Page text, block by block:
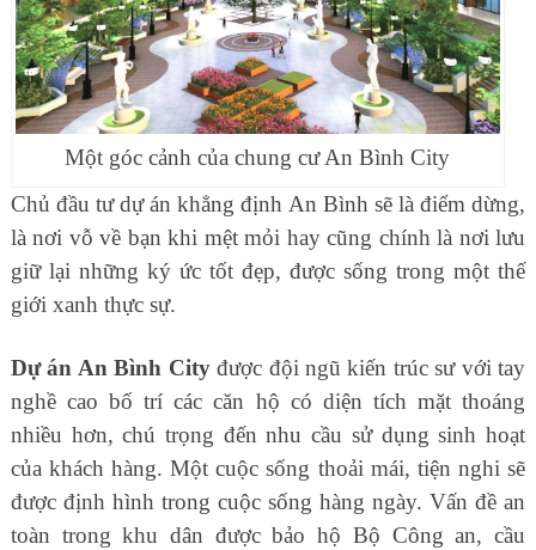
Một góc cảnh của chung cư An Bình City
Chủ đầu tư dự án khẳng định An Bình sẽ là điểm dừng,
là nơi vỗ về bạn khi mệt mỏi hay cũng chính là nơi lưu
giữ lại những ký ức tốt đẹp, được sống trong một thế
giới xanh thực sự.
Dự án An Bình Cityđược đội ngũ kiến trúc sư với tay
nghề cao bố trí các căn hộ có diện tích mặt thoáng
nhiều hơn, chú trọng đến nhu cầu sử dụng sinh hoạt
của khách hàng. Một cuộc sống thoải mái, tiện nghi sẽ
được định hình trong cuộc sống hàng ngày. Vấn đề an
toàn trong khu dân được bảo hộ Bộ Công an, cầu